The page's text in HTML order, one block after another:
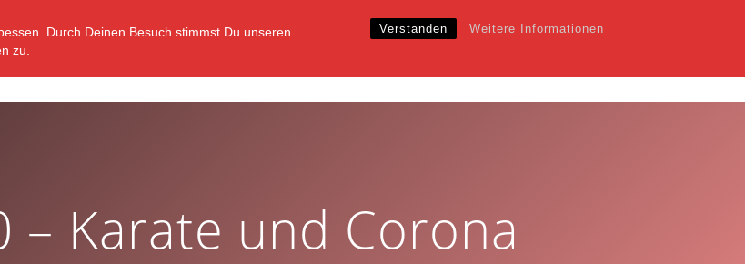
Durch Deinen Besuch stimmst Du unseren
zu.
Verstanden Weitere Informationen
– Karate und Corona